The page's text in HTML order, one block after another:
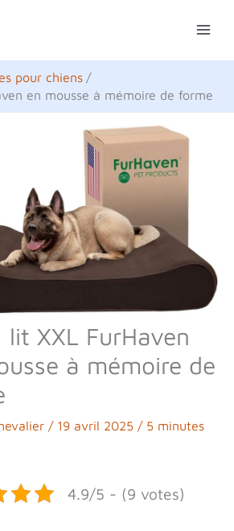
pour chiens
en mousse à mémoire de forme
lit XXL FurHaven
à mémoire de
/ 19 avril 2025 / 5 minutes
4.9/5 - (9 votes)